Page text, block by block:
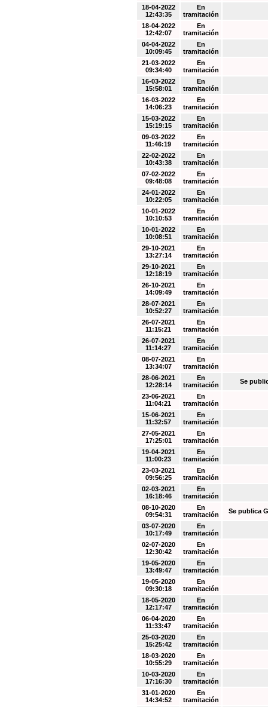
18-04-2022
12:43:35
En
tramitación
18-04-2022
12:42:07
En
tramitación
04-04-2022
10:09:45
En
tramitación
21-03-2022
09:34:40
En
tramitación
16-03-2022
15:58:01
En
tramitación
16-03-2022
14:06:23
En
tramitación
15-03-2022
15:19:15
En
tramitación
09-03-2022
11:46:19
En
tramitación
22-02-2022
10:43:38
En
tramitación
07-02-2022
09:48:08
En
tramitación
24-01-2022
10:22:05
En
tramitación
10-01-2022
10:10:53
En
tramitación
10-01-2022
10:08:51
En
tramitación
29-10-2021
13:27:14
En
tramitación
29-10-2021
12:18:19
En
tramitación
26-10-2021
14:09:49
En
tramitación
28-07-2021
10:52:27
En
tramitación
26-07-2021
11:15:21
En
tramitación
26-07-2021
11:14:27
En
tramitación
08-07-2021
13:34:07
En
tramitación
28-06-2021
12:28:14
En
tramitación
Se
23-06-2021
11:04:21
En
tramitación
15-06-2021
11:32:57
En
tramitación
27-05-2021
17:25:01
En
tramitación
19-04-2021
11:00:23
En
tramitación
23-03-2021
09:56:25
En
tramitación
02-03-2021
16:18:46
En
tramitación
08-10-2020
09:54:31
En
tramitación
Se publica
03-07-2020
10:17:49
En
tramitación
02-07-2020
12:30:42
En
tramitación
19-05-2020
13:49:47
En
tramitación
19-05-2020
09:30:18
En
tramitación
18-05-2020
12:17:47
En
tramitación
06-04-2020
11:33:47
En
tramitación
25-03-2020
15:25:42
En
tramitación
18-03-2020
10:55:29
En
tramitación
10-03-2020
17:16:30
En
tramitación
31-01-2020
14:34:52
En
tramitación